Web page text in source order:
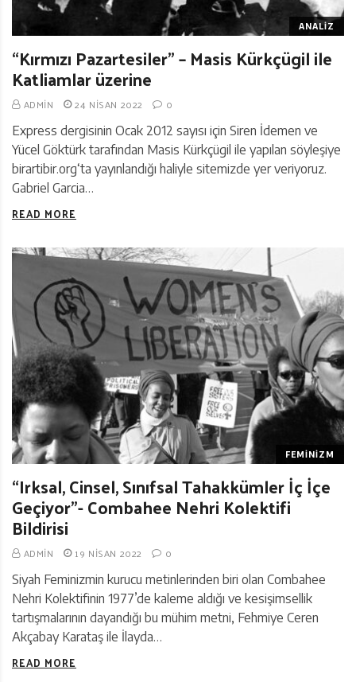
ANALIZ
“Kırmızı Pazartesiler” – Masis Kürkçügil ile
Katliamlar üzerine
ADMIN 24 NISAN 2022 0
Express dergisinin Ocak 2012 sayısı için Siren İdemen ve
Yücel Göktürk tarafından Masis Kürkçügil ile yapılan söyleşiye
birartibir.org‘ta yayınlandığı haliyle sitemizde yer veriyoruz.
Gabriel Garcia…
READ MORE
FEMINIZM
“Irksal, Cinsel, Sınıfsal Tahakkümler İç İçe
Geçiyor”- Combahee Nehri Kolektifi
Bildirisi
ADMIN 19 NISAN 2022 0
Siyah Feminizmin kurucu metinlerinden biri olan Combahee
Nehri Kolektifinin 1977’de kaleme aldığı ve kesişimsellik
tartışmalarının dayandığı bu mühim metni, Fehmiye Ceren
Akçabay Karataş ile İlayda…
READ MORE